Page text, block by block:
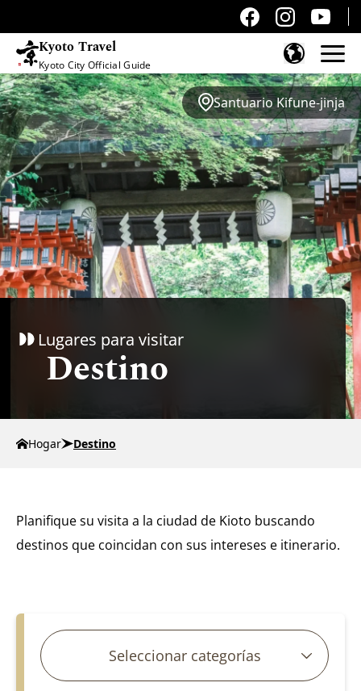
Kyoto Travel
Kyoto City Official Guide
Saltar al contenido
Lugares para visitar
Destino
Santuario Kifune-jinja
Hogar Destino
Planifique su visita a la ciudad de Kioto buscando
destinos que coincidan con sus intereses e itinerario.
Buscar artículosSeleccionar categorías